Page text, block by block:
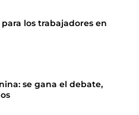
los trabajadores en
se gana el debate,